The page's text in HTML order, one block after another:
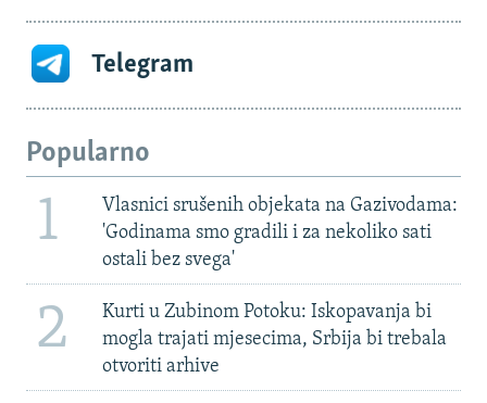
Telegram
Popularno
1
Vlasnici srušenih objekata na Gazivodama:
'Godinama smo gradili i za nekoliko sati
ostali bez svega'
2
Kurti u Zubinom Potoku: Iskopavanja bi
mogla trajati mjesecima, Srbija bi trebala
otvoriti arhive